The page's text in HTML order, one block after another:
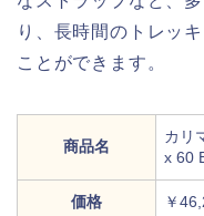
り、長時間のトレッ
ことができます。
商品名
カリ
x 60
価格 ￥